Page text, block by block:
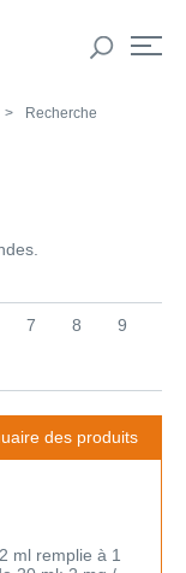
Recherche
7 8 9
des produits
ml remplie à 1